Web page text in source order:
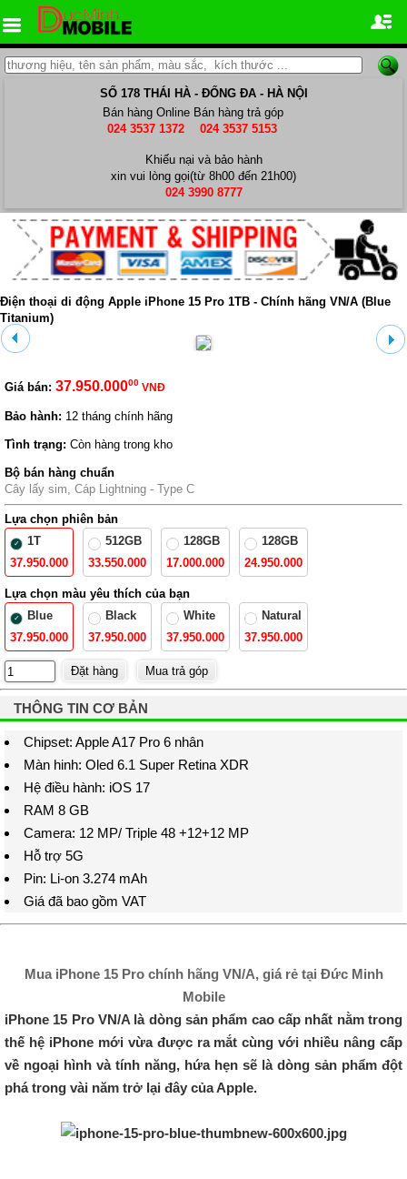
SỐ 178 THÁI HÀ - ĐỐNG ĐA - HÀ NỘI
Bán hàng Online
024 3537 1372
Bán hàng trả góp
024 3537 5153
Khiếu nại và bảo hành
xin vui lòng gọi(từ 8h00 đến 21h00)
024 3990 8777
Điện thoại di động Apple iPhone 15 Pro 1TB - Chính hãng VN/A (Blue
Titanium)
Giá bán: 37.950.00000 VNĐ
Bảo hành: 12 tháng chính hãng
Tình trạng: Còn hàng trong kho
Bộ bán hàng chuẩn
Cây lấy sim, Cáp Lightning - Type C
Lựa chọn phiên bản
1T
37.950.000
512GB
33.550.000
128GB
17.000.000
128GB
24.950.000
Lựa chọn màu yêu thích của bạn
Blue
37.950.000
Black
37.950.000
White
37.950.000
Natural
37.950.000
THÔNG TIN CƠ BẢN
Chipset: Apple A17 Pro 6 nhân
Màn hinh: Oled 6.1 Super Retina XDR
Hệ điều hành: iOS 17
RAM 8 GB
Camera: 12 MP/ Triple 48 +12+12 MP
Hỗ trợ 5G
Pin: Li-on 3.274 mAh
Giá đã bao gồm VAT
Mua iPhone 15 Pro chính hãng VN/A, giá rẻ tại Đức Minh
Mobile
iPhone 15 Pro VN/A là dòng sản phẩm cao cấp nhất nằm trong
thế hệ iPhone mới vừa được ra mắt cùng với nhiều nâng cấp
về ngoại hình và tính năng, hứa hẹn sẽ là dòng sản phẩm đột
phá trong vài năm trở lại đây của Apple.